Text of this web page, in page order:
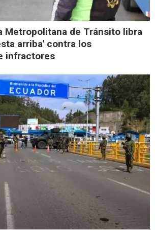
Metropolitana de Tránsito libra
arriba' contra los
infractores